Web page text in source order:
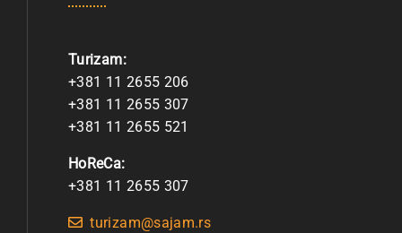
Turizam:
+381 11 2655 206
+381 11 2655 307
+381 11 2655 521
HoReCa:
+381 11 2655 307
turizam@sajam.rs